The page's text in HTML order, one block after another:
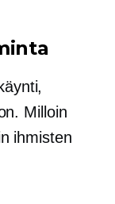
Milloin
ihmisten